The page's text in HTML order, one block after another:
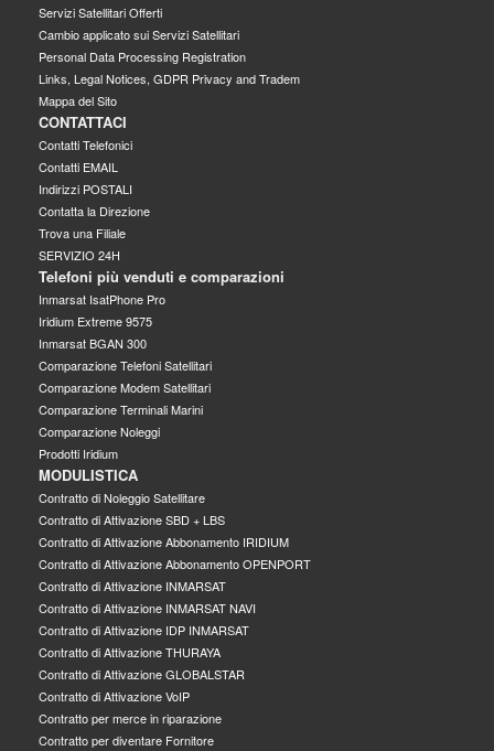
Servizi Satellitari Offerti
Cambio applicato sui Servizi Satellitari
Personal Data Processing Registration
Links, Legal Notices, GDPR Privacy and Tradem
Mappa del Sito
CONTATTACI
Contatti Telefonici
Contatti EMAIL
Indirizzi POSTALI
Contatta la Direzione
Trova una Filiale
SERVIZIO 24H
Telefoni più venduti e comparazioni
Inmarsat IsatPhone Pro
Iridium Extreme 9575
Inmarsat BGAN 300
Comparazione Telefoni Satellitari
Comparazione Modem Satellitari
Comparazione Terminali Marini
Comparazione Noleggi
Prodotti Iridium
MODULISTICA
Contratto di Noleggio Satellitare
Contratto di Attivazione SBD + LBS
Contratto di Attivazione Abbonamento IRIDIUM
Contratto di Attivazione Abbonamento OPENPORT
Contratto di Attivazione INMARSAT
Contratto di Attivazione INMARSAT NAVI
Contratto di Attivazione IDP INMARSAT
Contratto di Attivazione THURAYA
Contratto di Attivazione GLOBALSTAR
Contratto di Attivazione VoIP
Contratto per merce in riparazione
Contratto per diventare Fornitore